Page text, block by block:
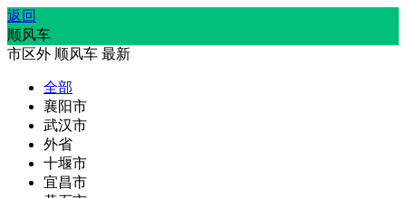
返回
顺风车
市区外 顺风车 最新
全部
襄阳市
武汉市
外省
十堰市
宜昌市